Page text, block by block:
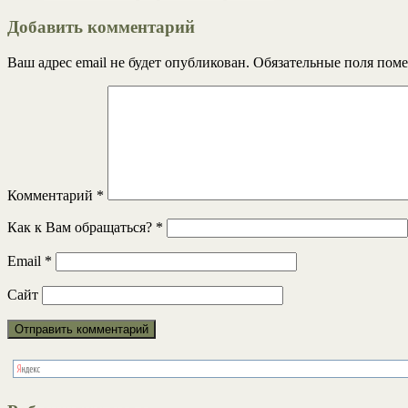
Добавить комментарий
Ваш адрес email не будет опубликован. Обязательные поля
Комментарий *
Как к Вам обращаться? *
Email *
Сайт